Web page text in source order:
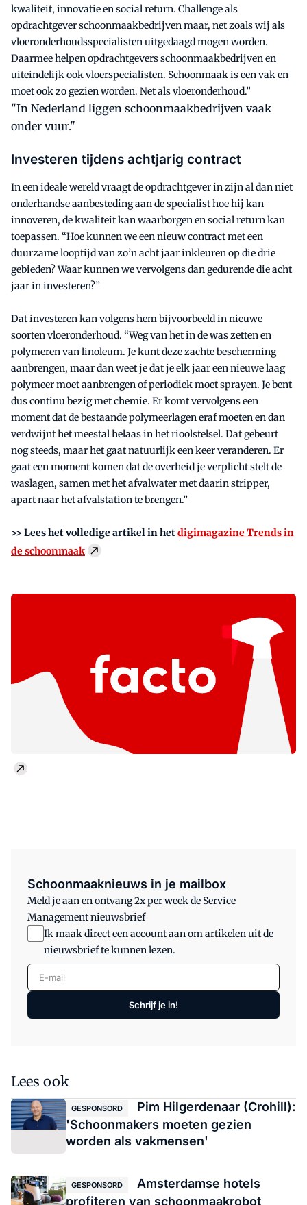
kwaliteit, innovatie en social return. Challenge als
opdrachtgever schoonmaakbedrijven maar, net zoals wij als
vloeronderhoudsspecialisten uitgedaagd mogen worden.
Daarmee helpen opdrachtgevers schoonmaakbedrijven en
uiteindelijk ook vloerspecialisten. Schoonmaak is een vak en
moet ook zo gezien worden. Net als vloeronderhoud.”
"In Nederland liggen schoonmaakbedrijven vaak
onder vuur."
Investeren tijdens achtjarig contract
In een ideale wereld vraagt de opdrachtgever in zijn al dan niet
onderhandse aanbesteding aan de specialist hoe hij kan
innoveren, de kwaliteit kan waarborgen en social return kan
toepassen. “Hoe kunnen we een nieuw contract met een
duurzame looptijd van zo’n acht jaar inkleuren op die drie
gebieden? Waar kunnen we vervolgens dan gedurende die acht
jaar in investeren?”
Dat investeren kan volgens hem bijvoorbeeld in nieuwe
soorten vloeronderhoud. “Weg van het in de was zetten en
polymeren van linoleum. Je kunt deze zachte bescherming
aanbrengen, maar dan weet je dat je elk jaar een nieuwe laag
polymeer moet aanbrengen of periodiek moet sprayen. Je bent
dus continu bezig met chemie. Er komt vervolgens een
moment dat de bestaande polymeerlagen eraf moeten en dan
verdwijnt het meestal helaas in het rioolstelsel. Dat gebeurt
nog steeds, maar het gaat natuurlijk een keer veranderen. Er
gaat een moment komen dat de overheid je verplicht stelt de
waslagen, samen met het afvalwater met daarin stripper,
apart naar het afvalstation te brengen.”
>> Lees het volledige artikel in hetdigimagazine Trends in
de schoonmaak
Schoonmaaknieuws in je mailbox
Meld je aan en ontvang 2x per week de Service
Management nieuwsbrief
Ik maak direct een account aan om artikelen uit de
nieuwsbrief te kunnen lezen.
E-mail
Schrijf je in!
Lees ook
GESPONSORD
Pim Hilgerdenaar (Crohill):
'Schoonmakers moeten gezien
worden als vakmensen'
GESPONSORD
Amsterdamse hotels
profiteren van schoonmaakrobot